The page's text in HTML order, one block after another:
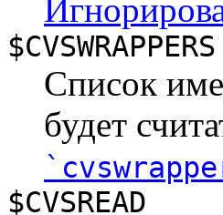
$CVSWRAPPERS
Список
будет
$CVSREAD